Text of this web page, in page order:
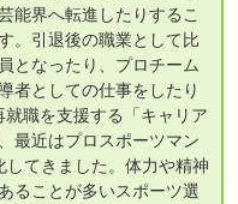
能界へ転進したりするこ
。引退後の職業として比
となったり、プロチーム
者としての仕事をしたり
職を支援する「キャリア
最近はプロスポーツマン
てきました。体力や精神
ることが多いスポーツ選